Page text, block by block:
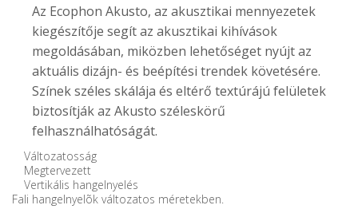
Az Ecophon Akusto, az akusztikai mennyezetek
kiegészítője segít az akusztikai kihívások
megoldásában, miközben lehetőséget nyújt az
aktuális dizájn- és beépítési trendek követésére.
Színek széles skálája és eltérő textúrájú felületek
biztosítják az Akusto széleskörű
felhasználhatóságát.
Változatosság
Megtervezett
Vertikális hangelnyelés
Fali hangelnyelõk változatos méretekben.